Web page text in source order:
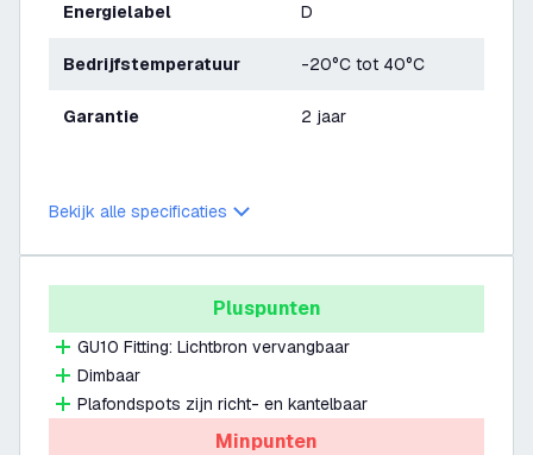
Energielabel D
Bedrijfstemperatuur -20°C tot 40°C
Garantie 2 jaar
Bekijk alle specificaties
Pluspunten
GU10 Fitting: Lichtbron vervangbaar
Dimbaar
Plafondspots zijn richt- en kantelbaar
Minpunten